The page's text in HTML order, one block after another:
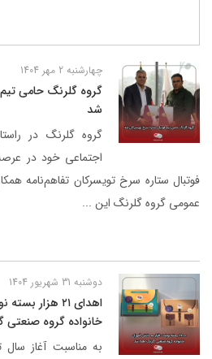
چهارشنبه 2 مهر 1404
گروه گلرنگ حامی
شد
گروه گلرنگ در
اجتماعی خود در
فوتبال ستاره سرخ تویسرکان تفاهم‌نامه
عمومی گروه گلرنگ این ...
دوشنبه 31 شهریور 1404
اهدای ۲۱ هزار
خانواده گروه صنعتی